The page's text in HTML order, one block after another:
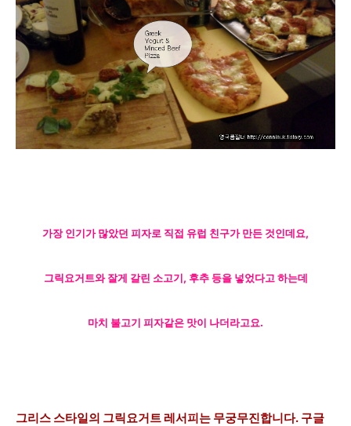
가장 인기가 많았던 피자로 직접 유럽 친구가 만든 것인데요,
그릭요거트와잘게 갈린 소고기, 후추 등을 넣었다고 하는데
마치 불고기 피자같은 맛이 나더라고요.
그리스 스타일의 그릭요거트 레서피는 무궁무진합니다. 구글